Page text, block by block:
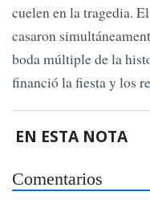
cuelen en la tragedia.
casaron
boda múltiple de la
financió la fiesta y los
EN ESTA NOTA
Comentarios